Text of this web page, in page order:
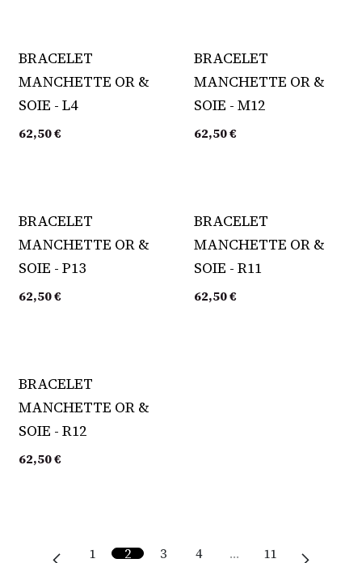
BRACELET
MANCHETTE OR &
SOIE - L4
62,50€
BRACELET
MANCHETTE OR &
SOIE - M12
62,50€
BRACELET
MANCHETTE OR &
SOIE - P13
62,50€
BRACELET
MANCHETTE OR &
SOIE - R11
62,50€
BRACELET
MANCHETTE OR &
SOIE - R12
62,50€
1 2 3 4 … 11